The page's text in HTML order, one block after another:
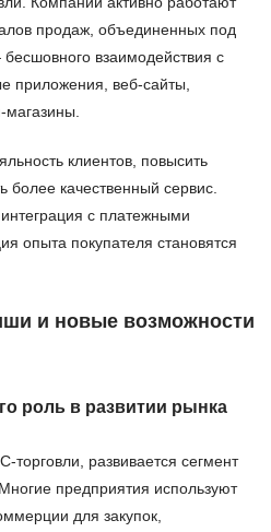
продаж, объединенных под
взаимодействия с
приложения, веб-сайты,
клиентов, повысить
качественный сервис.
с платежными
опыта покупателя становятся
и новые возможности
роль в развитии рынка
развивается сегмент
предприятия используют
для закупок,